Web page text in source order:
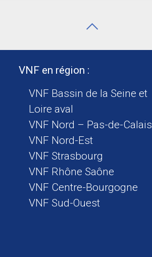
VNF en région :
VNF Bassin de la Seine et
Loire aval
VNF Nord – Pas-de-Calais
VNF Nord-Est
VNF Strasbourg
VNF Rhône Saône
VNF Centre-Bourgogne
VNF Sud-Ouest